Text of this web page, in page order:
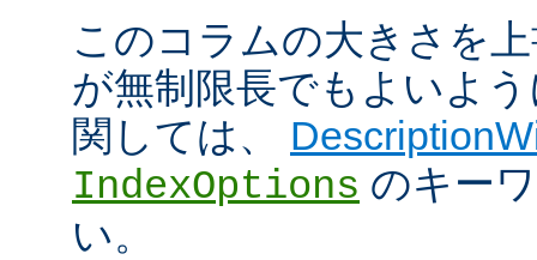
このコラムの大きさを
が無制限長でもよいよ
関しては、
IndexOptions のキー
い。